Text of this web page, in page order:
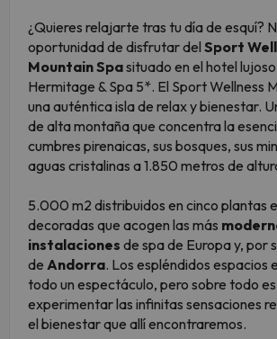
¿Quieres relajarte tras tu día de esquí?
oportunidad de disfrutar del Sport
Mountain Spasituado en el hotel
Hermitage & Spa 5*. El Sport Wellness
una auténtica isla de relax y bienestar.
de alta montaña que concentra la
cumbres pirenaicas, sus bosques, sus
aguas cristalinas a 1.850 metros de
5.000 m2 distribuidos en cinco plantas
decoradas que acogen las más
instalaciones de spa de Europa y, por
de Andorra. Los espléndidos espacios
todo un espectáculo, pero sobre todo
experimentar las infinitas sensaciones
el bienestar que allí encontraremos.